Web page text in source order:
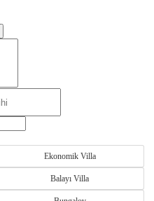
Ekonomik Villa
Balayı Villa